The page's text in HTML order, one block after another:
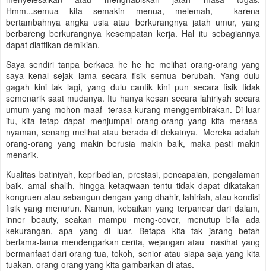
Hmm...semua kita semakin menua, melemah, karena
bertambahnya angka usia atau berkurangnya jatah umur, yang
berbareng berkurangnya kesempatan kerja. Hal itu sebagiannya
dapat diattikan demikian.
Saya sendiri tanpa berkaca he he he melihat orang-orang yang
saya kenal sejak lama secara fisik semua berubah. Yang dulu
gagah kini tak lagi, yang dulu cantik kini pun secara fisik tidak
semenarik saat mudanya. Itu hanya kesan secara lahiriyah secara
umum yang mohon maaf terasa kurang menggembirakan. Di luar
itu, kita tetap dapat menjumpai orang-orang yang kita merasa
nyaman, senang melihat atau berada di dekatnya. Mereka adalah
orang-orang yang makin berusia makin baik, maka pasti makin
menarik.
Kualitas batiniyah, kepribadian, prestasi, pencapaian, pengalaman
baik, amal shalih, hingga ketaqwaan tentu tidak dapat dikatakan
kongruen atau sebangun dengan yang dhahir, lahiriah, atau kondisi
fisik yang menurun. Namun, kebaikan yang terpancar dari dalam,
inner beauty, seakan mampu meng-cover, menutup bila ada
kekurangan, apa yang di luar. Betapa kita tak jarang betah
berlama-lama mendengarkan cerita, wejangan atau nasihat yang
bermanfaat dari orang tua, tokoh, senior atau siapa saja yang kita
tuakan, orang-orang yang kita gambarkan di atas.